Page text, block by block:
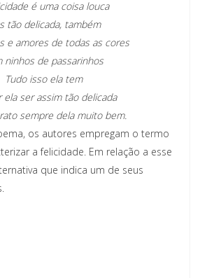
é uma coisa louca
tão delicada, também
e amores de todas as cores
ninhos de passarinhos
Tudo isso ela tem
ela ser assim tão delicada
sempre dela muito bem.
os autores empregam o termo
a felicidade. Em relação a esse
que indica um de seus